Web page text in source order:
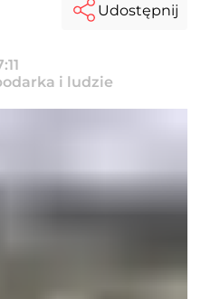
i ludzie
Udostępnij